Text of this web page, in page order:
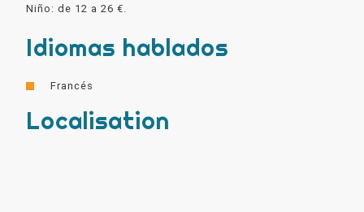
Niño: de 12 a 26 €.
Idiomas hablados
Francés
Localisation